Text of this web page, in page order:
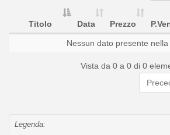
Titolo Data Prezzo
Nessun dato presente nella
Vista da 0 a 0 di 0
Legenda: